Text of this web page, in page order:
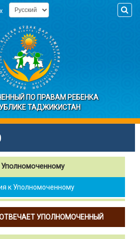
ПО ПРАВАМ РЕБЕНКА
ТАДЖИКИСТАН
к Уполномоченному
УПОЛНОМОЧЕННЫЙ